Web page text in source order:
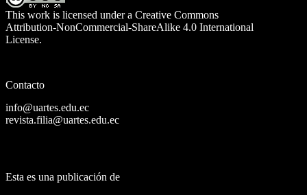
This work is licensed under a Creative Commons
Attribution-NonCommercial-ShareAlike 4.0 International
License.
Contacto
info@uartes.edu.ec
revista.filia@uartes.edu.ec
Esta es una publicación de